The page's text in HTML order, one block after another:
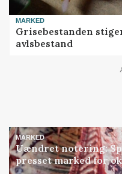
MARKED
Grisebestanden
avlsbestand
MARKED
Uændret notering:
presset marked for